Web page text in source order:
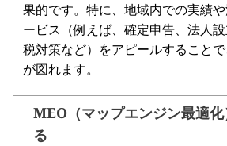
果的です。特に、地域内での実績
ービス（例えば、確定申告、法人
税対策など）をアピールすること
が図れます。
MEO（マップエンジン最適
る